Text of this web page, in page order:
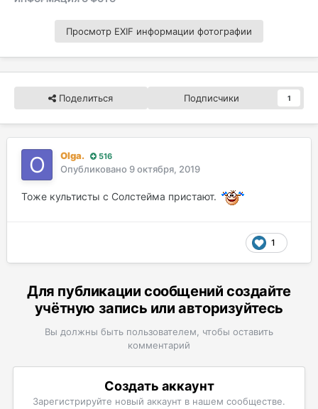
Просмотр EXIF информации фотографии
Поделиться Подписчики 1
Olga. 516
Опубликовано 9 октября, 2019
Тоже культисты с Солстейма пристают.
1
Для публикации сообщений создайте
учётную запись или авторизуйтесь
Вы должны быть пользователем, чтобы оставить
комментарий
Создать аккаунт
Зарегистрируйте новый аккаунт в нашем сообществе.